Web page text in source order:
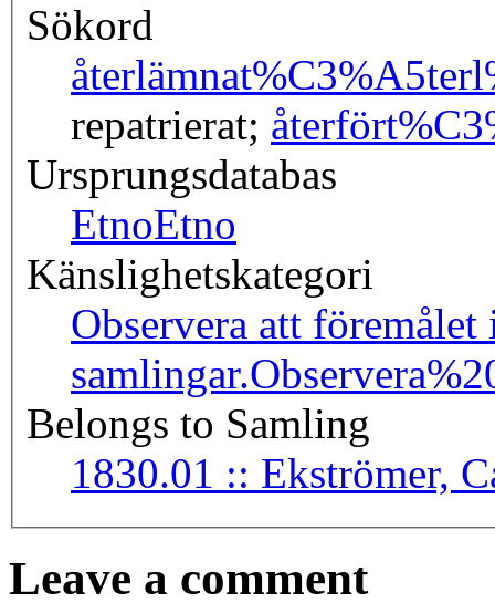
Sökord
återlämnat
repatrierat; återfört
Ursprungsdatabas
EtnoEtno
Känslighetskategori
Observera att
samlingar.
Belongs to Samling
1830.01 ::
Leave a comment